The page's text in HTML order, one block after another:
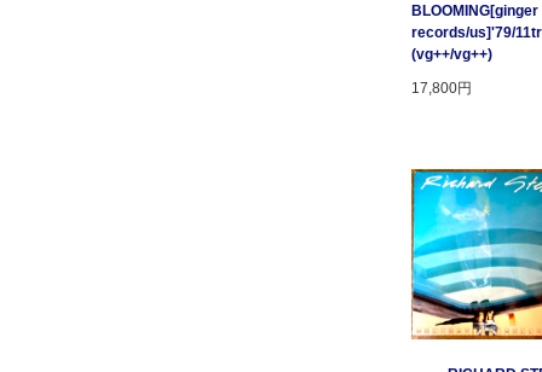
BLOOMING[ginger
records/us]'79/
(vg++/vg++)
17,800円